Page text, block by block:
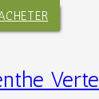
Verte